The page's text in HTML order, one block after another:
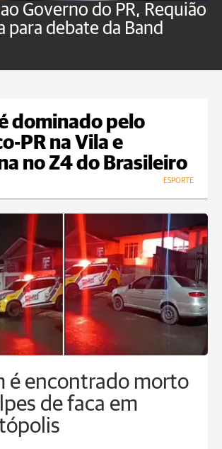
Governo do PR, Requião
para debate da Band
dominado pelo
PR na Vila e
no Z4 do Brasileiro
ESPORTE
é encontrado morto
de faca em